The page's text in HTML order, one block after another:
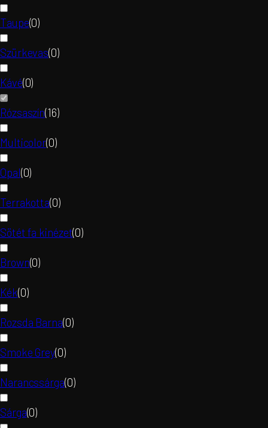
Taupe(0)
Szürkevas(0)
Kávé(0)
Rózsaszín(16)
Multicolor(0)
Opal(0)
Terrakotta(0)
Sötét fa kinézet(0)
Brown(0)
Kék(0)
Rozsda Barna(0)
Smoke Grey(0)
Narancssárga(0)
Sárga(0)